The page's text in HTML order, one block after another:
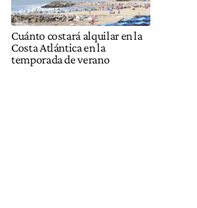
Cuánto costará alquilar en la
Costa Atlántica en la
temporada de verano